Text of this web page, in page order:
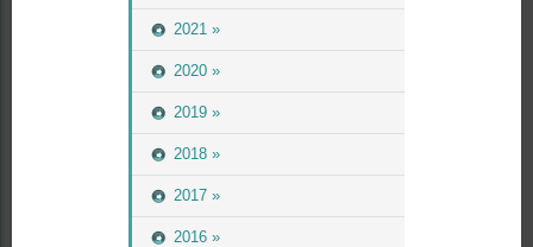
2021 »
2020 »
2019 »
2018 »
2017 »
2016 »